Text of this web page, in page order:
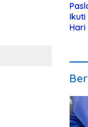
Ikuti
Hari